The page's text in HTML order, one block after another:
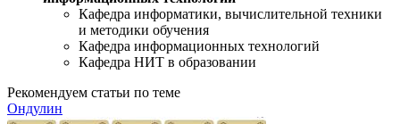
Кафедра информатики, вычислительной техники
и методики обучения
Кафедра информационных технологий
Кафедра НИТ в образовании
Рекомендуем статьи по теме
Ондулин